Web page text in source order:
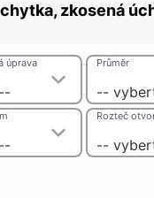
zkosená
úprava
--
Průměr
--
Rozteč